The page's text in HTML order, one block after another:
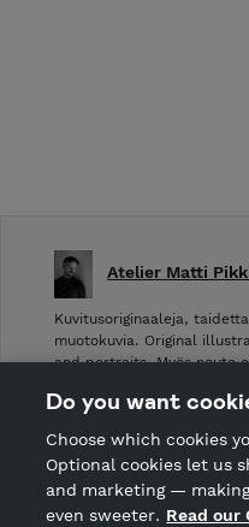
Atelier Matti
Kuvitusoriginaaleja,
muotokuvia. Original
and portraits. Myös nouto
CANCEL ORDER
Do you want
Choose which cookies
Optional cookies let us
and marketing —
even sweeter. Read our